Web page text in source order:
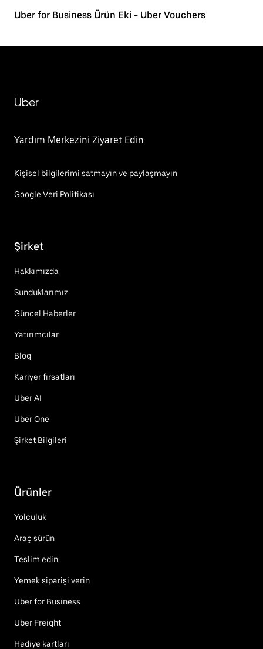
Uber for Business Ürün Eki - Uber Vouchers
Uber
Yardım Merkezini Ziyaret Edin
Kişisel bilgilerimi satmayın ve paylaşmayın
Google Veri Politikası
Şirket
Hakkımızda
Sunduklarımız
Güncel Haberler
Yatırımcılar
Blog
Kariyer fırsatları
Uber AI
Uber One
Şirket Bilgileri
Ürünler
Yolculuk
Araç sürün
Teslim edin
Yemek siparişi verin
Uber for Business
Uber Freight
Hediye kartları